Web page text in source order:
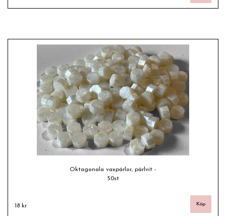
Oktagonala vaxpärlor, pärlvit -
50st
18 kr